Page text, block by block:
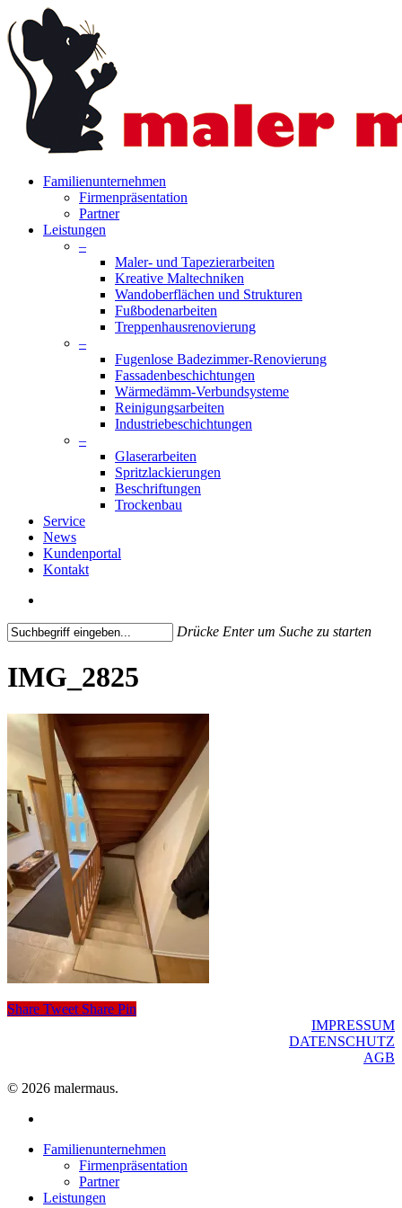
to
main
content
search
Menu
Familienunternehmen
Firmenpräsentation
Partner
Leistungen
–
Maler- und Tapezierarbeiten
Kreative Maltechniken
Wandoberflächen und Strukturen
Fußbodenarbeiten
Treppenhausrenovierung
–
Fugenlose Badezimmer-Renovierung
Fassadenbeschichtungen
Wärmedämm-Verbundsysteme
Reinigungsarbeiten
Industriebeschichtungen
–
Glaserarbeiten
Spritzlackierungen
Beschriftungen
Trockenbau
Service
News
Kundenportal
Kontakt
Drücke Enter um Suche zu starten
Search
IMG_2825
Share Tweet Share Pin
IMPRESSUM
DATENSCHUTZ
AGB
© 2026 malermaus.
Close
Familienunternehmen
Firmenpräsentation
Partner
Leistungen